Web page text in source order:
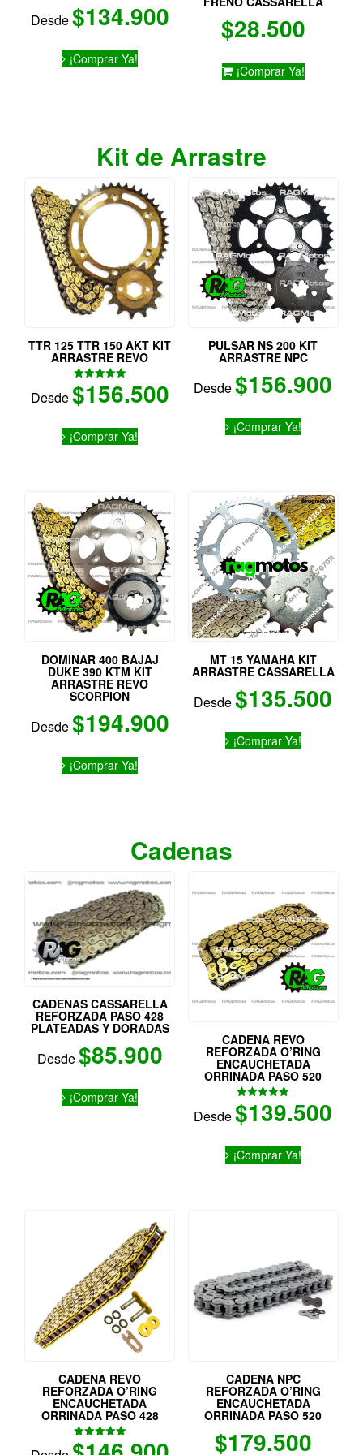
Desde$134.900
¡Comprar Ya!
Este
opciones
se
elegir
en
la
página
de
producto
$28.500
¡Comprar Ya!
Kit de Arrastre
TTR 125 TTR 150 AKT KIT
ARRASTRE REVO
Valorado
con
Desde$156.500
¡Comprar Ya!
Este
Las
opciones
se
pueden
elegir
en
la
página
de
producto
PULSAR NS 200 KIT
ARRASTRE NPC
Desde$156.900
¡Comprar Ya!
Este
producto
Las
opciones
se
pueden
elegir
en
la
página
de
DOMINAR 400 BAJAJ
DUKE 390 KTM KIT
ARRASTRE REVO
SCORPION
Desde$194.900
¡Comprar Ya!
Este
opciones
pueden
elegir
en
la
producto
MT 15 YAMAHA KIT
ARRASTRE CASSARELLA
Desde$135.500
¡Comprar Ya!
Este
producto
en
la
página
de
producto
Cadenas
CADENAS CASSARELLA
REFORZADA PASO 428
PLATEADAS Y DORADAS
Desde$85.900
¡Comprar Ya!
Este
elegir
en
la
página
de
producto
CADENA REVO
REFORZADA O’RING
ENCAUCHETADA
ORRINADA PASO 520
Valorado
con
Desde$139.500
¡Comprar Ya!
Este
producto
se
pueden
elegir
en
la
CADENA REVO
REFORZADA O’RING
ENCAUCHETADA
ORRINADA PASO 428
Valorado
CADENA NPC
REFORZADA O’RING
ENCAUCHETADA
ORRINADA PASO 520
$179.500